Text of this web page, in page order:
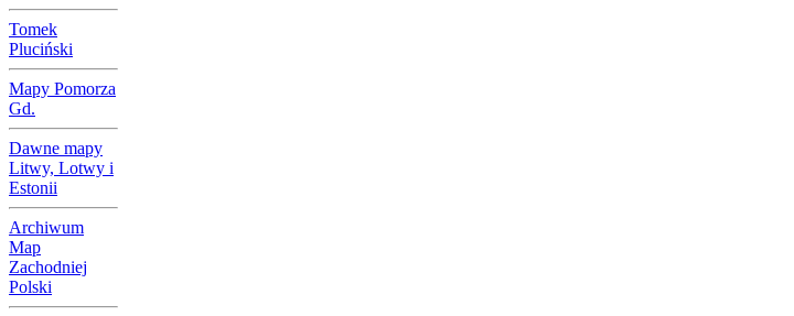
Tomek
Pluciński
Mapy Pomorza
Gd.
Dawne mapy
Litwy, Lotwy i
Estonii
Archiwum
Map
Zachodniej
Polski